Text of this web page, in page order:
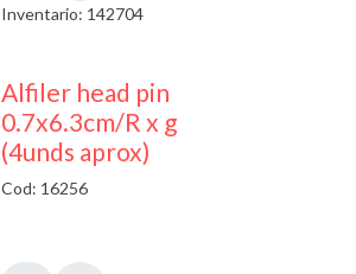
Inventario: 142704
Alfiler head pin
0.7x6.3cm/R x g
(4unds aprox)
Cod: 16256